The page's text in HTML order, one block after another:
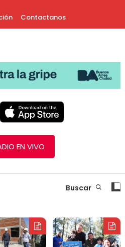
Contactanos
EN VIVO
Buscar